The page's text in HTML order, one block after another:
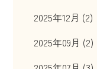
2025年12月 (2)
2025年09月 (2)